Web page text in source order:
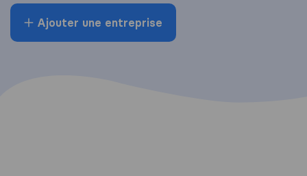
Ajouter une entreprise